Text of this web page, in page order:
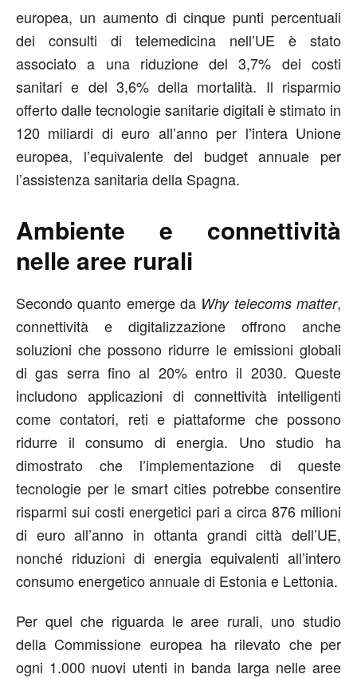
europea, un aumento di cinque punti percentuali
dei consulti di telemedicina nell’UE è stato
associato a una riduzione del 3,7% dei costi
sanitari e del 3,6% della mortalità. Il risparmio
offerto dalle tecnologie sanitarie digitali è stimato in
120 miliardi di euro all’anno per l’intera Unione
europea, l’equivalente del budget annuale per
l’assistenza sanitaria della Spagna.
Ambiente e connettività
nelle aree rurali
Secondo quanto emerge da Why telecoms matter,
connettività e digitalizzazione offrono anche
soluzioni che possono ridurre le emissioni globali
di gas serra fino al 20% entro il 2030. Queste
includono applicazioni di connettività intelligenti
come contatori, reti e piattaforme che possono
ridurre il consumo di energia. Uno studio ha
dimostrato che l’implementazione di queste
tecnologie per le smart cities potrebbe consentire
risparmi sui costi energetici pari a circa 876 milioni
di euro all’anno in ottanta grandi città dell’UE,
nonché riduzioni di energia equivalenti all’intero
consumo energetico annuale di Estonia e Lettonia.
Per quel che riguarda le aree rurali, uno studio
della Commissione europea ha rilevato che per
ogni 1.000 nuovi utenti in banda larga nelle aree